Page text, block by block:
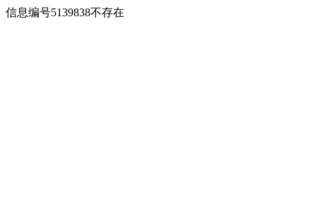
信息编号5139838不存在